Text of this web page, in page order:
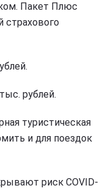
Пакет Плюс
страхового
рублей.
туристическая
и для поездок
риск COVID-